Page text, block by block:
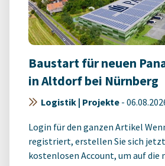
Baustart für neuen
in Altdorf bei Nürnberg
Logistik | Projekte -
Login für den ganzen Artikel
registriert, erstellen Sie sich
kostenlosen Account, um auf die